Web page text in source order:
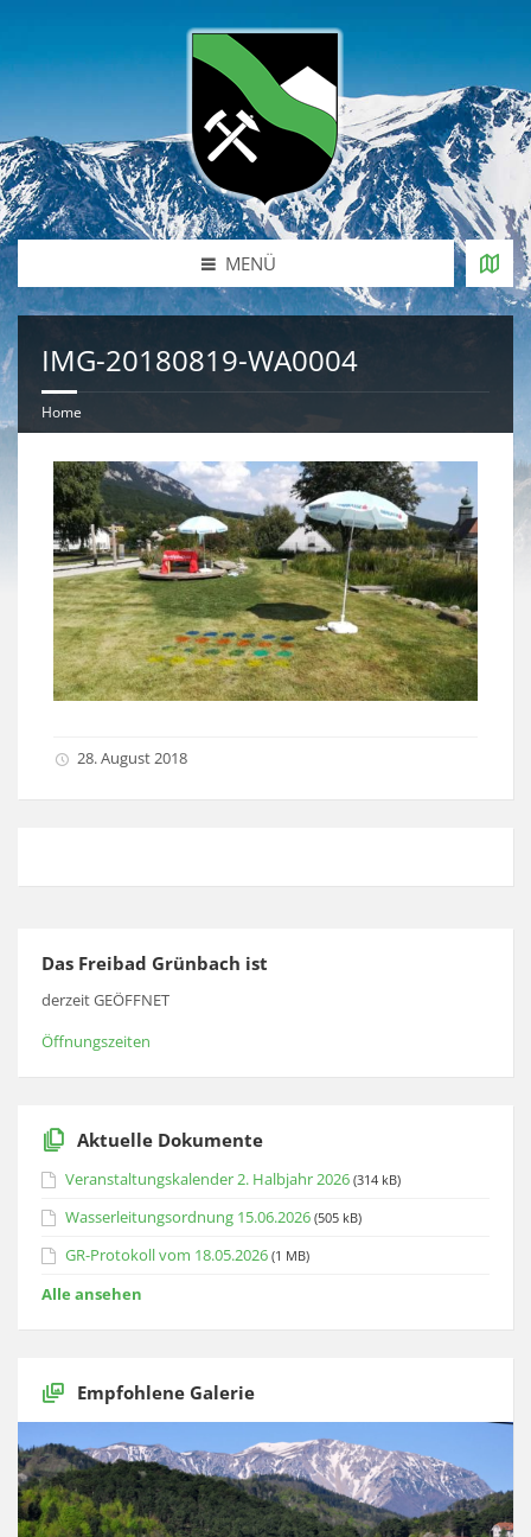
MENÜ
IMG-20180819-WA0004
Home
28. August 2018
Das Freibad Grünbach ist
derzeit GEÖFFNET
Öffnungszeiten
Aktuelle Dokumente
Veranstaltungskalender 2. Halbjahr 2026 (314 kB)
Wasserleitungsordnung 15.06.2026 (505 kB)
GR-Protokoll vom 18.05.2026 (1 MB)
Alle ansehen
Empfohlene Galerie